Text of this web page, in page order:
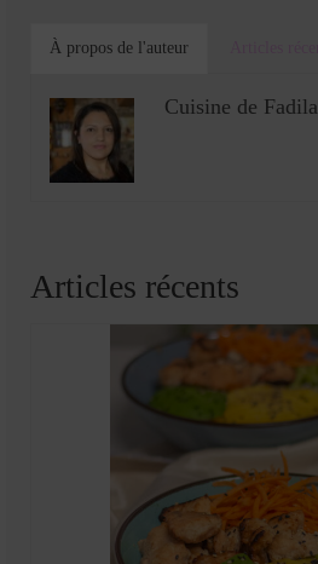
À propos de l'auteur
Cuisine de Fadila
Articles récents